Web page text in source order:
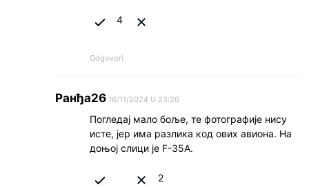
4
Odgovori
Ранђа26 16/11/2024 U 23:26
Погледај мало боље, те фотографије нису
исте, јер има разлика код ових авиона. На
доњој слици је F-35A.
2